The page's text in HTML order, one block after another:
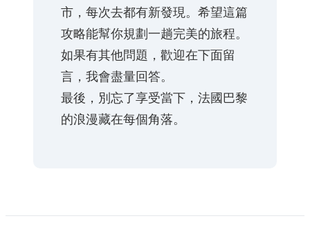
市，每次去都有新發現。希望這篇
攻略能幫你規劃一趟完美的旅程。
如果有其他問題，歡迎在下面留
言，我會盡量回答。
最後，別忘了享受當下，法國巴黎
的浪漫藏在每個角落。